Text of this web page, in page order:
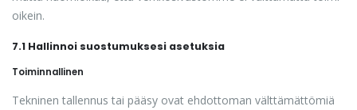
oikein.
7.1 Hallinnoi suostumuksesi asetuksia
Toiminnallinen
Tekninen tallennus tai pääsy ovat ehdottoman välttämättömiä